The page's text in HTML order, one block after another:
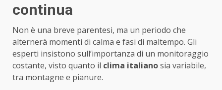
continua
Non è una breve parentesi, ma un periodo che
alternerà momenti di calma e fasi di maltempo. Gli
esperti insistono sull’importanza di un monitoraggio
costante, visto quanto il clima italianosia variabile,
tra montagne e pianure.